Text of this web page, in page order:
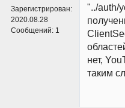
Зарегистрирован:
2020.08.28
Сообщений: 1
"../auth/
нет,
таким